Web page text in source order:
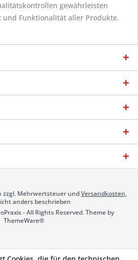
gewährleisten
und Funktionalität aller Produkte.
zzgl. Mehrwertsteuer undVersandkosten,
anders beschrieben
- All Rights Reserved. Theme by
ThemeWare®